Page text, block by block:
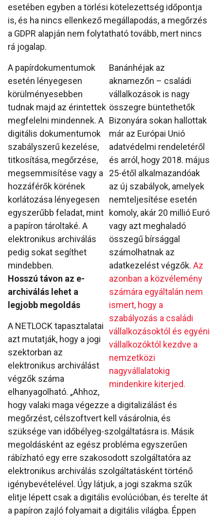
esetében egyben a törlési kötelezettség időpontja
is, és ha nincs ellenkező megállapodás, a megőrzés
a GDPR alapján nem folytatható tovább, mert nincs
rá jogalap.
Banánhéjak az
aknamezőn – családi
vállalkozások is nagy
összegre büntethetők
Bizonyára sokan hallottak
már az Európai Unió
adatvédelmi rendeletéről
és arról, hogy 2018. május
25-étől alkalmazandóak
az új szabályok, amelyek
nemteljesítése esetén
komoly, akár 20 millió Euró
vagy azt meghaladó
összegű bírsággal
számolhatnak az
adatkezelést végzők. Az
azonban a közvélemény
számára egyáltalán nem
ismert, hogy a
szabályozás a családi
vállalkozásoktól és egyéni
vállalkozóktól kezdve a
nemzetközi
nagyvállalatokig
mindenkire kiterjed.
A papírdokumentumok
esetén lényegesen
körülményesebben
tudnak majd az érintettek
megfelelni mindennek. A
digitális dokumentumok
szabályszerű kezelése,
titkosítása, megőrzése,
megsemmisítése vagy a
hozzáférők körének
korlátozása lényegesen
egyszerűbb feladat, mint
a papíron tároltaké. A
elektronikus archiválás
pedig sokat segíthet
mindebben.
Hosszú távon az e-
archiválás lehet a
legjobb megoldás
A NETLOCK tapasztalatai
azt mutatják, hogy a jogi
szektorban az
elektronikus archiválást
végzők száma
elhanyagolható. „Ahhoz,
hogy valaki maga végezze a digitalizálást és
megőrzést, célszoftvert kell vásárolnia, és
szüksége van időbélyeg-szolgáltatásra is. Másik
megoldásként az egész probléma egyszerűen
rábízható egy erre szakosodott szolgáltatóra az
elektronikus archiválás szolgáltatásként történő
igénybevételével. Úgy látjuk, a jogi szakma szűk
elitje lépett csak a digitális evolúcióban, és terelte át
a papíron zajló folyamait a digitális világba. Éppen